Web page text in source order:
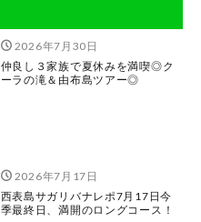
2026年7月30日
仲良し３家族で夏休みを満喫◎ク
ーラの滝＆由布島ツアー◎
2026年7月17日
西表島サガリバナレポ7月17日今
季最終日、満開のロングコース！